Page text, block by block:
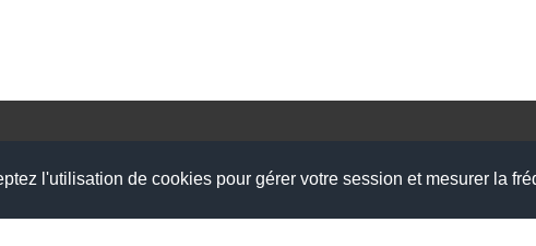
l'utilisation de cookies pour gérer votre session et mesurer la